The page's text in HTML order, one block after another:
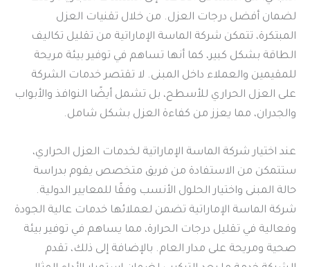
لضمان أفضل درجات العزل. من خلال تقنيات العزل
المبتكرة، تتمكن شركة الماسة الإماراتية من تقليل تكاليف
الطاقة بشكل كبير، كما أنها تساهم في توفير بيئة مريحة
للمقيمين والعملاء داخل المبنى. لا تقتصر خدمات الشركة
على العزل الحراري للأسطح، بل تشمل أيضًا النوافذ والأبواب
والجدران، مما يعزز من كفاءة العزل بشكل شامل.
عند اختيار شركة الماسة الإماراتية لخدمات العزل الحراري،
ستتمكن من الاستفادة من فريق متخصص يقوم بدراسة
حالة المبنى واختيار الحلول الأنسب وفقًا للمعايير الدولية.
شركة الماسة الإماراتية تضمن لعملائها خدمات عالية الجودة
وفعالية في تقليل درجات الحرارة، مما يساهم في توفير بيئة
صحية ومريحة على مدار العام. بالإضافة إلى ذلك، تقدم